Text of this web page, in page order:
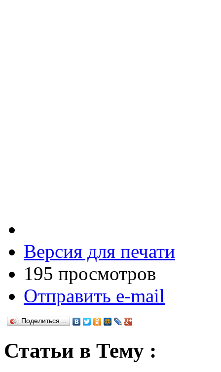
Версия для печати
195 просмотров
Отправить e-mail
Поделиться…
Статьи в Тему :